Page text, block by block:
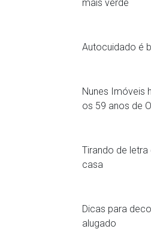
mais verde
Autocuidado é
Nunes Imóveis
os 59 anos de
Tirando de
casa
Dicas para
alugado